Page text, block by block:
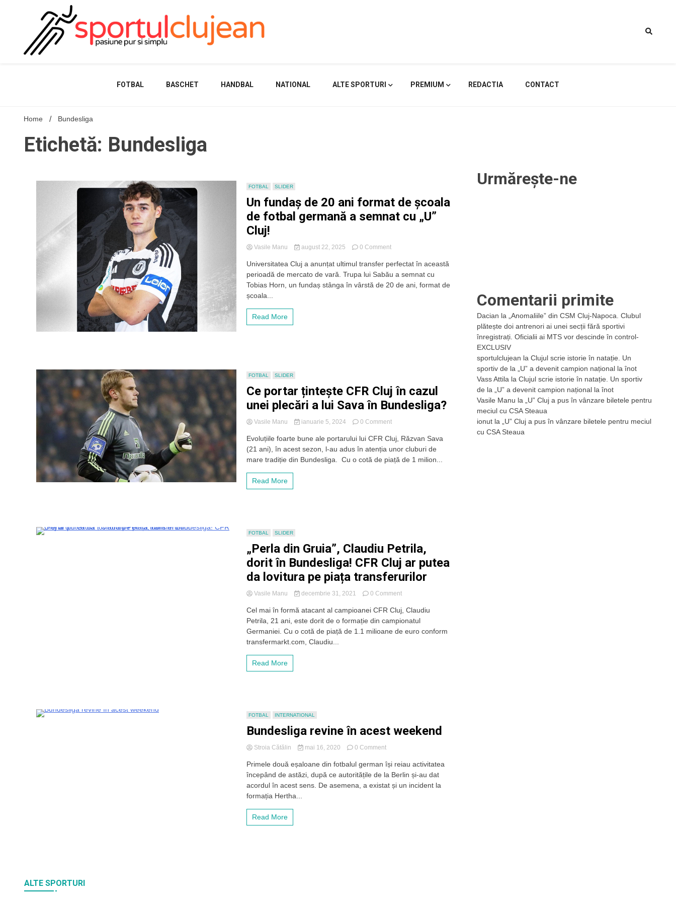
FOTBAL BASCHET HANDBAL NATIONAL ALTE SPORTURI PREMIUM REDACTIA CONTACT
Home Bundesliga
Etichetă: Bundesliga
FOTBAL SLIDER
Un fundaș de 20 ani format de școala
de fotbal germană a semnat cu „U”
Cluj!
Vasile Manu august 22, 2025 0 Commenton
fundaș
de
20
Cluj!
Universitatea Cluj a anunțat ultimul transfer perfectat în această
perioadă de mercato de vară. Trupa lui Sabău a semnat cu
Tobias Horn, un fundaș stânga în vârstă de 20 de ani, format de
școala...
Read More
FOTBAL SLIDER
Ce portar țintește CFR Cluj în cazul
unei plecări a lui Sava în Bundesliga?
Vasile Manu ianuarie 5, 2024 0 Commenton
portar
țintește
CFR
Bundesliga?
Evoluțiile foarte bune ale portarului lui CFR Cluj, Răzvan Sava
(21 ani), în acest sezon, l-au adus în atenția unor cluburi de
mare tradiție din Bundesliga. Cu o cotă de piață de 1 milion...
Read More
FOTBAL SLIDER
„Perla din Gruia”, Claudiu Petrila,
dorit în Bundesliga! CFR Cluj ar putea
da lovitura pe piața transferurilor
Vasile Manu decembrie 31, 2021 0 Commenton
din
Gruia”,
Claudiu
pe
Cel mai în formă atacant al campioanei CFR Cluj, Claudiu
Petrila, 21 ani, este dorit de o formație din campionatul
Germaniei. Cu o cotă de piață de 1.1 milioane de euro conform
transfermarkt.com, Claudiu...
Read More
FOTBAL INTERNATIONAL
Bundesliga revine în acest weekend
Stroia Cătălin mai 16, 2020 0 Commenton
revine
în
acest
Primele două eșaloane din fotbalul german își reiau activitatea
începând de astăzi, după ce autoritățile de la Berlin și-au dat
acordul în acest sens. De asemena, a existat și un incident la
formația Hertha...
Read More
Urmărește-ne
Comentarii primite
Dacian la
„Anomaliile” din CSM Cluj-Napoca. Clubul
plătește doi antrenori ai unei secții fără sportivi
înregistrați. Oficialii ai MTS vor descinde în control-
EXCLUSIV
sportulclujean la Clujul scrie istorie în natație. Un
sportiv de la „U” a devenit campion național la înot
Vass Attila la Clujul scrie istorie în natație. Un sportiv
de la „U” a devenit campion național la înot
Vasile Manu la
„U” Cluj a pus în vânzare biletele pentru
meciul cu CSA Steaua
ionut la
„U” Cluj a pus în vânzare biletele pentru meciul
cu CSA Steaua
ALTE SPORTURI